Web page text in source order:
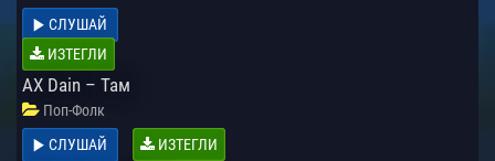
СЛУШАЙ
ИЗТЕГЛИ
AX Dain – Там
Поп-Фолк
СЛУШАЙ
ИЗТЕГЛИ